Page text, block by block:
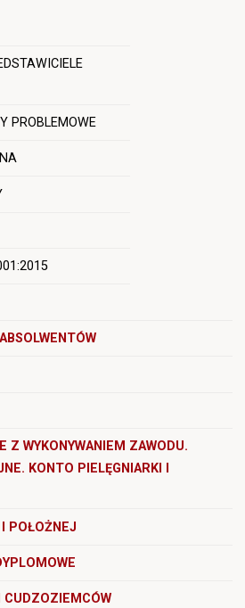
PROBLEMOWE
Z WYKONYWANIEM ZAWODU.
KONTO PIELĘGNIARKI I
I POŁOŻNEJ
CUDZOZIEMCÓW